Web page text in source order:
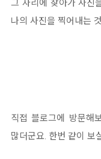
그 자리에 찾아가 사진
나의 사진을 찍어내는
직접 블로그에 방문해
많더군요. 한번 같이 보